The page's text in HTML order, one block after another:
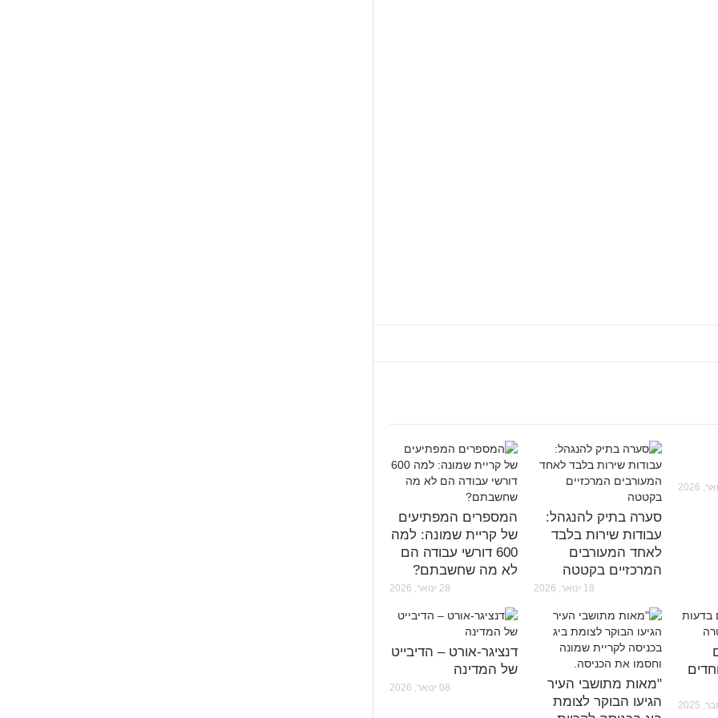
המספרים המפתיעים
של קריית שמונה: למה
600 דורשי עבודה הם
לא מה שחשבתם?
28 ינואר, 2026
סערה בתיק להנגהל:
עבודות שירות בלבד
לאחד המעורבים
המרכזיים בקטטה
18 ינואר, 2026
דנציגר-אורט – הדיבייט
של המדינה
08 ינואר, 2026
"מאות מתושבי העיר
הגיעו הבוקר לצומת